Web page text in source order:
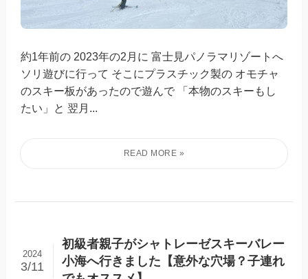
約1年前の 2023年の2月に 富士見パノラマリゾートへ
ソリ遊びに行って そこにプラスチック製の オモチャ
のスキー板があったので遊んで 「本物のスキーもし
たい」と 翌月...
初級者親子がシャトレーゼスキーバレー
小海へ行きました【意外な穴場？子連れ
2024
3/11